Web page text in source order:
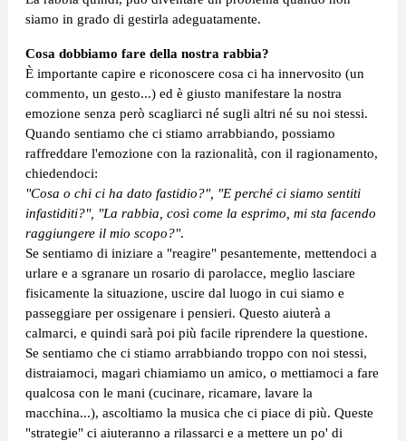
siamo in grado di gestirla adeguatamente.
Cosa dobbiamo fare della nostra rabbia?
È importante capire e riconoscere cosa ci ha innervosito (un
commento, un gesto...) ed è giusto manifestare la nostra
emozione senza però scagliarci né sugli altri né su noi stessi.
Quando sentiamo che ci stiamo arrabbiando, possiamo
raffreddare l'emozione con la razionalità, con il ragionamento,
chiedendoci:
"Cosa o chi ci ha dato fastidio?", "E perché ci siamo sentiti
infastiditi?", "La rabbia, così come la esprimo, mi sta facendo
raggiungere il mio scopo?".
Se sentiamo di iniziare a "reagire" pesantemente, mettendoci a
urlare e a sgranare un rosario di parolacce, meglio lasciare
fisicamente la situazione, uscire dal luogo in cui siamo e
passeggiare per ossigenare i pensieri. Questo aiuterà a
calmarci, e quindi sarà poi più facile riprendere la questione.
Se sentiamo che ci stiamo arrabbiando troppo con noi stessi,
distraiamoci, magari chiamiamo un amico, o mettiamoci a fare
qualcosa con le mani (cucinare, ricamare, lavare la
macchina...), ascoltiamo la musica che ci piace di più. Queste
"strategie" ci aiuteranno a rilassarci e a mettere un po' di